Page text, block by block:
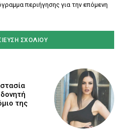
περιήγησης για την επόμενη
της